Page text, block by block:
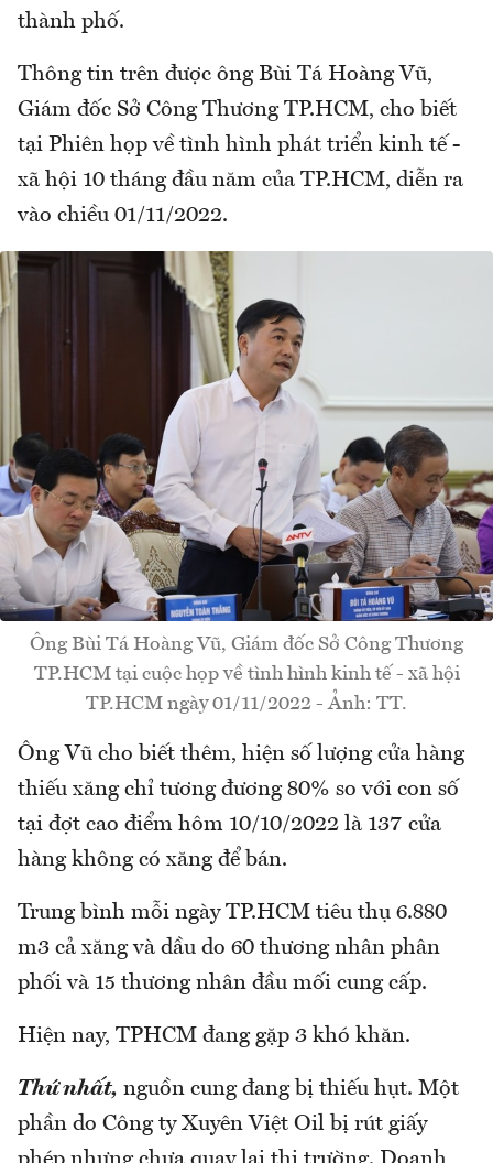
thành phố.
Thông tin trên được ông Bùi Tá Hoàng Vũ,
Giám đốc Sở Công Thương TP.HCM, cho biết
tại Phiên họp về tình hình phát triển kinh tế -
xã hội 10 tháng đầu năm của TP.HCM, diễn ra
vào chiều 01/11/2022.
Ông Bùi Tá Hoàng Vũ, Giám đốc Sở Công Thương
TP.HCM tại cuộc họp về tình hình kinh tế - xã hội
TP.HCM ngày 01/11/2022 - Ảnh: TT.
Ông Vũ cho biết thêm, hiện số lượng cửa hàng
thiếu xăng chỉ tương đương 80% so với con số
tại đợt cao điểm hôm 10/10/2022 là 137 cửa
hàng không có xăng để bán.
Trung bình mỗi ngày TP.HCM tiêu thụ 6.880
m3 cả xăng và dầu do 60 thương nhân phân
phối và 15 thương nhân đầu mối cung cấp.
Hiện nay, TPHCM đang gặp 3 khó khăn.
Thứ nhất, nguồn cung đang bị thiếu hụt. Một
phần do Công ty Xuyên Việt Oil bị rút giấy